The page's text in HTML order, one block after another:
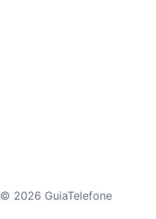
© 2026 GuiaTelefone